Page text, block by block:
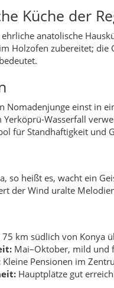
Küche der
ehrliche anatolische
Holzofen zubereitet; die
Nomadenjunge einst in
Yerköprü-Wasserfall
für Standhaftigkeit und
so heißt es, wacht ein
der Wind uralte
75 km südlich von Konya
Mai–Oktober, mild und
Kleine Pensionen im
Hauptplätze gut